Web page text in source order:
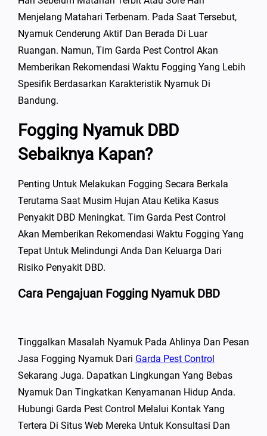
Menjelang Matahari Terbenam. Pada Saat Tersebut,
Nyamuk Cenderung Aktif Dan Berada Di Luar
Ruangan. Namun, Tim Garda Pest Control Akan
Memberikan Rekomendasi Waktu Fogging Yang Lebih
Spesifik Berdasarkan Karakteristik Nyamuk Di
Bandung.
Fogging Nyamuk DBD
Sebaiknya Kapan?
Penting Untuk Melakukan Fogging Secara Berkala
Terutama Saat Musim Hujan Atau Ketika Kasus
Penyakit DBD Meningkat. Tim Garda Pest Control
Akan Memberikan Rekomendasi Waktu Fogging Yang
Tepat Untuk Melindungi Anda Dan Keluarga Dari
Risiko Penyakit DBD.
Cara Pengajuan Fogging Nyamuk DBD
Tinggalkan Masalah Nyamuk Pada Ahlinya Dan Pesan
Jasa Fogging Nyamuk Dari Garda Pest Control
Sekarang Juga. Dapatkan Lingkungan Yang Bebas
Nyamuk Dan Tingkatkan Kenyamanan Hidup Anda.
Hubungi Garda Pest Control Melalui Kontak Yang
Tertera Di Situs Web Mereka Untuk Konsultasi Dan